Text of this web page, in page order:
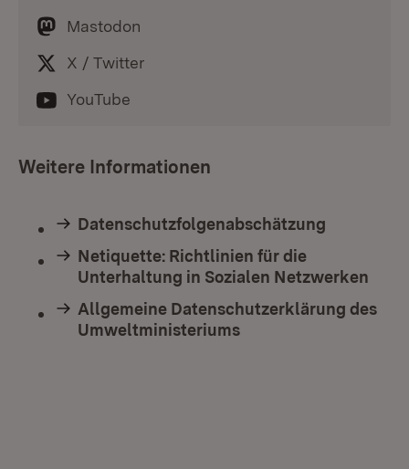
Mastodon
X / Twitter
YouTube
Weitere Informationen
Datenschutzfolgenabschätzung
Netiquette: Richtlinien für die
Unterhaltung in Sozialen Netzwerken
Allgemeine Datenschutzerklärung des
Umweltministeriums